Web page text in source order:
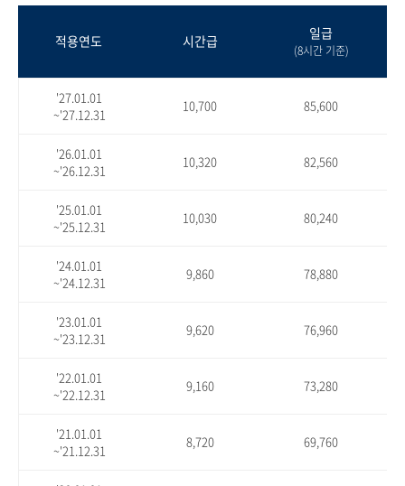
적용연도 시간급 일급
(8시간 기준)
'27.01.01
~'27.12.31
10,700 85,600
'26.01.01
~'26.12.31
10,320 82,560
'25.01.01
~'25.12.31
10,030 80,240
'24.01.01
~'24.12.31
9,860 78,880
'23.01.01
~'23.12.31
9,620 76,960
'22.01.01
~'22.12.31
9,160 73,280
'21.01.01
~'21.12.31
8,720 69,760